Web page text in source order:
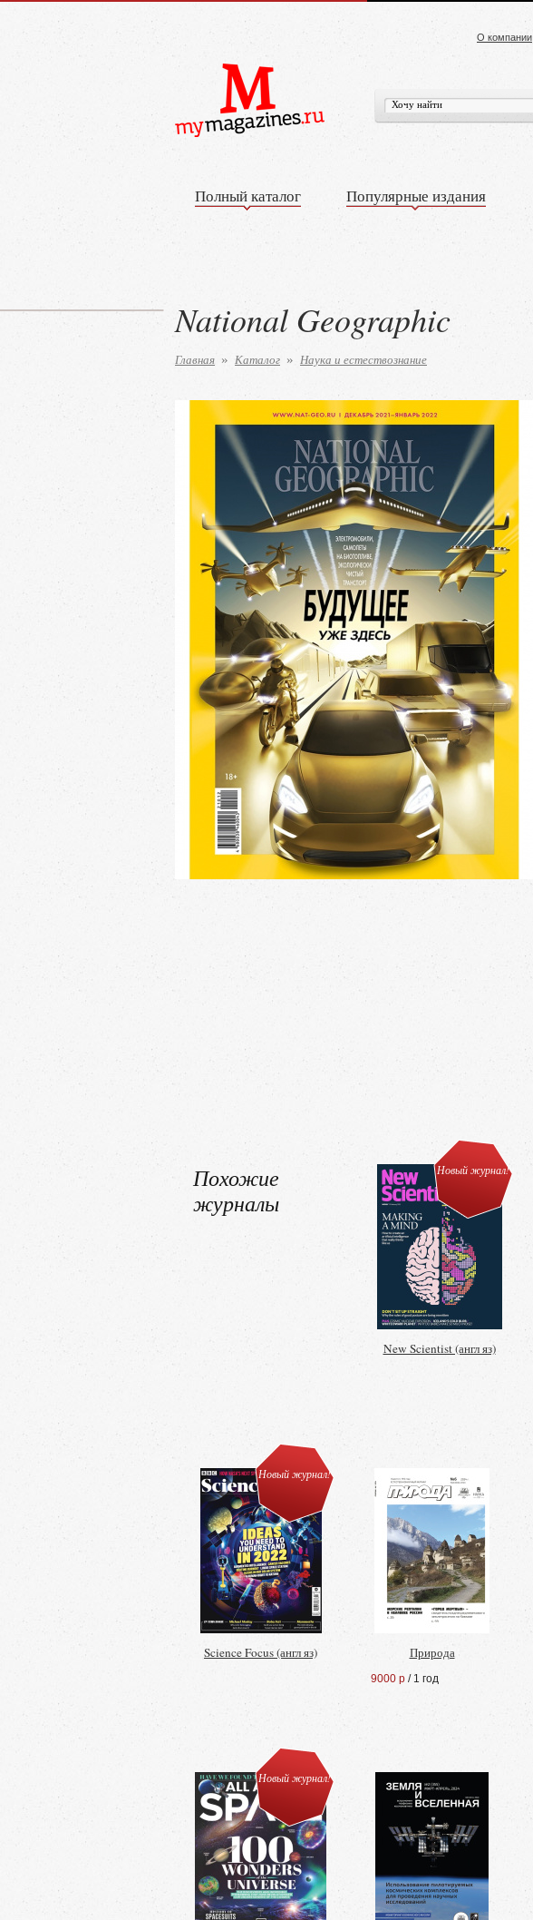
О компании
Полный каталог Популярные издания
National Geographic
Главная » Каталог » Наука и естествознание
Похожие
журналы
Новый журнал!
New Scientist (англ яз)
Новый журнал!
Science Focus (англ яз) Природа
9000 р / 1 год
Новый журнал!